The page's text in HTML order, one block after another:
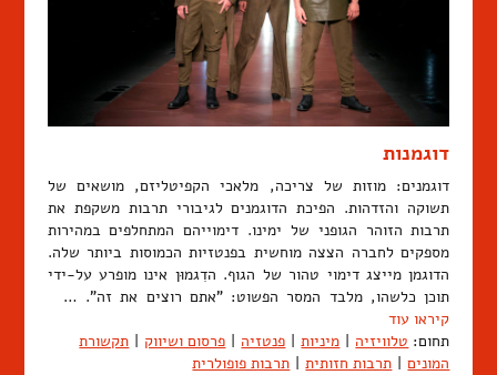
דוגמנות
דוגמנים: מוזות של צריכה, מלאכי הקפיטליזם, מושאים של
תשוקה והזדהות. הפיכת הדוגמנים לגיבורי תרבות משקפת את
תרבות הזוהר הגופני של ימינו. דימוייהם המתחלפים במהירות
מספקים לחברה הצצה מוחשית בפנטזיות הכמוסות ביותר שלה.
הדוגמן מייצג דימוי טהור של הגוף. הדִגמוּן אינו מופרע על-ידי
תוכן כלשהו, מלבד המסר הפשוט: "אתם רוצים את זה". …
קיראו עוד
תחום: טלוויזיה | מיניות | פנטזיה | פרסום ושיווק | תקשורת
המונים | תרבות חזותית | תרבות פופולרית